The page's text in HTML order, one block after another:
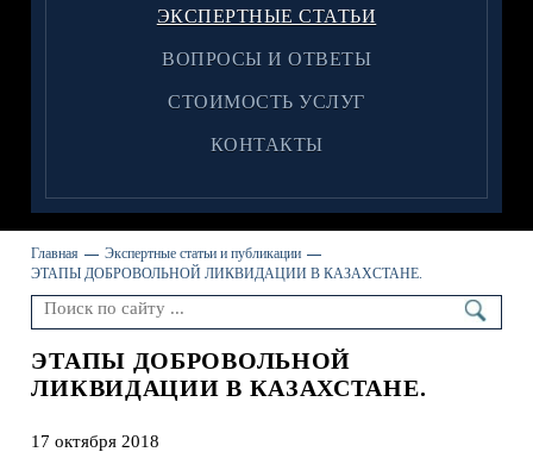
ЭКСПЕРТНЫЕ СТАТЬИ
ВОПРОСЫ И ОТВЕТЫ
CТОИМОСТЬ УСЛУГ
КОНТАКТЫ
Главная
Экспертные статьи и публикации
ЭТАПЫ ДОБРОВОЛЬНОЙ ЛИКВИДАЦИИ В КАЗАХСТАНЕ.
ЭТАПЫ ДОБРОВОЛЬНОЙ
ЛИКВИДАЦИИ В КАЗАХСТАНЕ.
17 октября 2018